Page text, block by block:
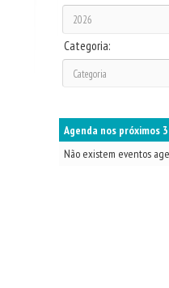
Categoria:
Agenda nos próximos
Não existem eventos